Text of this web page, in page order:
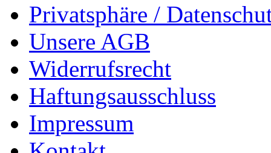
Privatsphäre /
Unsere AGB
Widerrufsrecht
Haftungsausschluss
Impressum